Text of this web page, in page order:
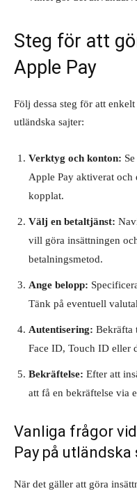
Steg för att
Apple Pay
Följ dessa steg för att
utländska sajter:
Verktyg och konton:
Apple Pay aktiverat
kopplat.
Välj en betaltjänst:
vill göra insättningen
betalningsmetod.
Ange belopp:
Tänk på eventuell
Autentisering: Bekräfta
Face ID, Touch ID eller
Bekräftelse: Efter att
att få en bekräftelse via
Vanliga frågor
Pay på utländska
När det gäller att göra